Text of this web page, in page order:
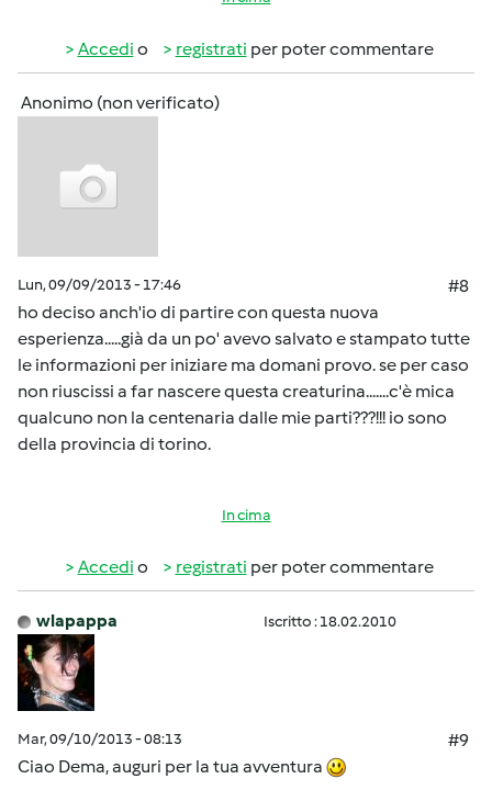
Accedi o registrati per poter commentare
Anonimo (non verificato)
Lun, 09/09/2013 - 17:46
#8
ho deciso anch'io di partire con questa nuova
esperienza.....già da un po' avevo salvato e stampato tutte
le informazioni per iniziare ma domani provo. se per caso
non riuscissi a far nascere questa creaturina.......c'è mica
qualcuno non la centenaria dalle mie parti???!!! io sono
della provincia di torino.
In cima
Accedi o registrati per poter commentare
wlapappa Iscritto : 18.02.2010
Mar, 09/10/2013 - 08:13
#9
Ciao Dema, auguri per la tua avventura